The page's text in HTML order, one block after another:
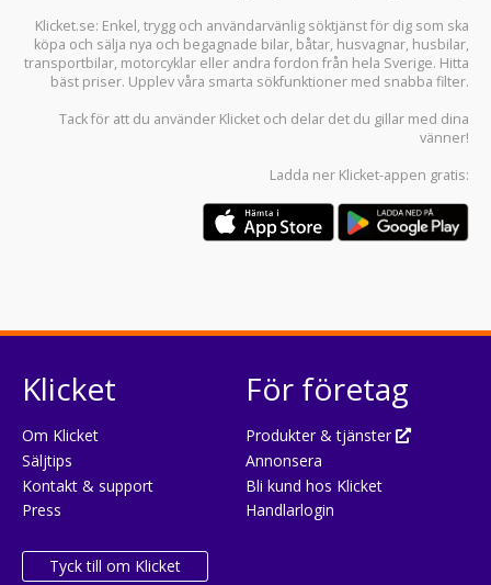
Klicket.se: Enkel, trygg och användarvänlig söktjänst för dig som ska
köpa och sälja nya och begagnade bilar, båtar, husvagnar, husbilar,
transportbilar, motorcyklar eller andra fordon från hela Sverige. Hitta
bäst priser. Upplev våra smarta sökfunktioner med snabba filter.
Tack för att du använder Klicket och delar det du gillar med dina
vänner!
Ladda ner Klicket-appen gratis:
Klicket
Om Klicket
Säljtips
Kontakt & support
Press
Tyck till om Klicket
För företag
Produkter & tjänster
Annonsera
Bli kund hos Klicket
Handlarlogin